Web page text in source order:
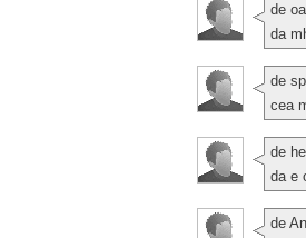
de
da
de
cea
de
da e
de